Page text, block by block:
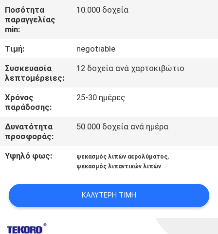
ΕΠΙΚΟΙΝΩΝΉΣΤΕ
ΜΑΣ
ΕΙΔΉΣΕΙΣ
ΖΗΤΉΣΤΕ
ΠΡΟΣΦΟΡΆ
SITEMAP
ΠΟΛΙΤΙΚΉ
ΑΠΟΡΡΉΤΟΥ
Ποσότητα
παραγγελίας
min:
10.000 δοχεία
Τιμή:
negotiable
Συσκευασία
λεπτομέρειες:
12 δοχεία ανά χαρτοκιβώτιο
Χρόνος
παράδοσης:
25-30 ημέρες
Δυνατότητα
προσφοράς:
50.000 δοχεία ανά ημέρα
Υψηλό φως: ψεκασμός λιπών αερολύματος,
ψεκασμός λιπαντικών λιπών
ΚΑΛΎΤΕΡΗ ΤΙΜΉ